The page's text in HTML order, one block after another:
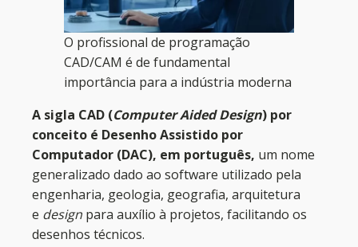
O profissional de programação
CAD/CAM é de fundamental
importância para a indústria moderna
A sigla CAD (Computer Aided Design) por
conceito é Desenho Assistido por
Computador (DAC), em português, um nome
generalizado dado ao software utilizado pela
engenharia, geologia, geografia, arquitetura
e design para auxílio à projetos, facilitando os
desenhos técnicos.